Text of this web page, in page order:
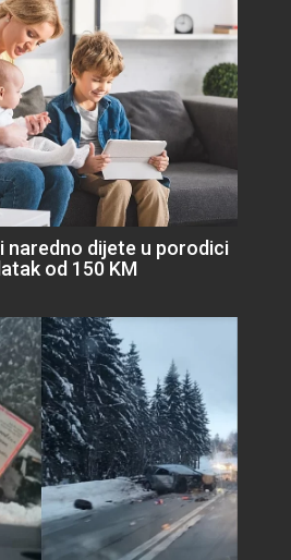
naredno dijete u porodici
od 150 KM